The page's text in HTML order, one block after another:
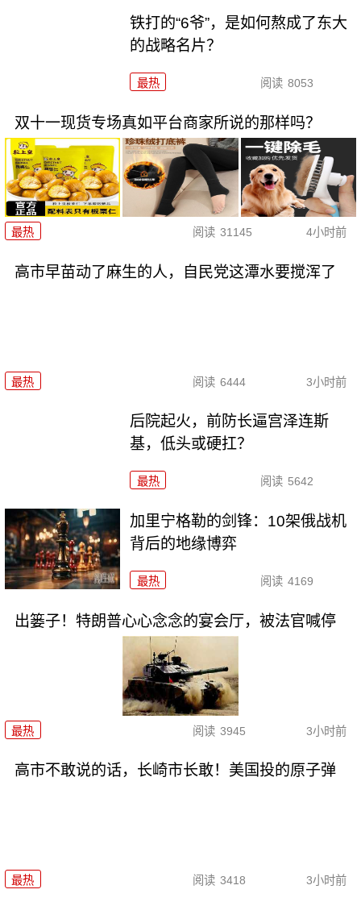
铁打的“6爷”，是如何熬成了东大
的战略名片？
最热 阅读 8053
双十一现货专场真如平台商家所说的那样吗？
最热 阅读 31145 4小时前
高市早苗动了麻生的人，自民党这潭水要搅浑了
最热 阅读 6444 3小时前
后院起火，前防长逼宫泽连斯
基，低头或硬扛？
最热 阅读 5642
加里宁格勒的剑锋：10架俄战机
背后的地缘博弈
最热 阅读 4169
出篓子！特朗普心心念念的宴会厅，被法官喊停
最热 阅读 3945 3小时前
高市不敢说的话，长崎市长敢！美国投的原子弹
最热 阅读 3418 3小时前